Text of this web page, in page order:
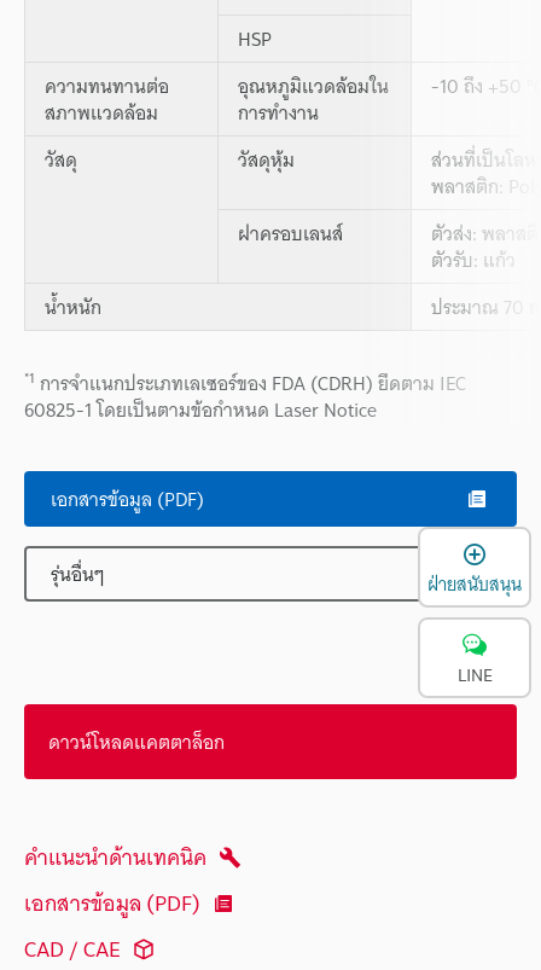
HSP
ความทนทานต่อ
สภาพแวดล้อม
อุณหภูมิแวดล้อมใน
การทำงาน
-10 ถึง +50
วัสดุ วัสดุหุ้ม ส่วนที่เป็นโล
พลาสติก:
ฝาครอบเลนส์
ตัวส่ง: พลาส
ตัวรับ: แก้ว
น้ำหนัก
ประมาณ 70
*1 การจำแนกประเภทเลเซอร์ของ FDA (CDRH) ยึดตาม IEC
60825-1 โดยเป็นตามข้อกำหนด Laser Notice
เอกสารข้อมูล (PDF)
รุ่นอื่นๆ
ดาวน์โหลดแคตตาล็อก
คำแนะนำด้านเทคนิค
เอกสารข้อมูล (PDF)
CAD / CAE
ฝ่ายสนับสนุน
LINE